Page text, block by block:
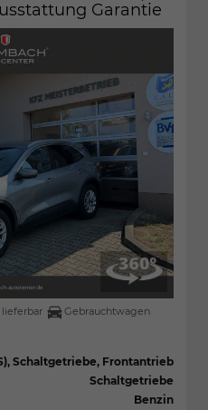
Garantie
Gebrauchtwagen
Schaltgetriebe, Frontantrieb
Schaltgetriebe
Benzin